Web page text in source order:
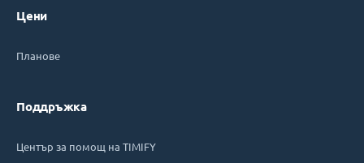
Цени
Планове
Поддръжка
Център за помощ на TIMIFY